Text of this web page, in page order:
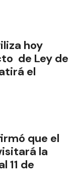
hoy
de Ley de
el
que el
la
11 de